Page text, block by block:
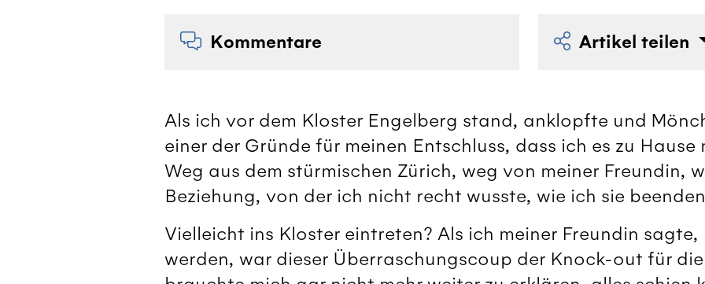
Kommentare Artikel teilen
Als ich vor dem Kloster Engelberg stand, anklopfte und
einer der Gründe für meinen Entschluss, dass ich es zu
Weg aus dem stürmischen Zürich, weg von meiner Freundin,
Beziehung, von der ich nicht recht wusste, wie ich sie
Vielleicht ins Kloster eintreten? Als ich meiner Freundin
werden, war dieser Überraschungscoup der Knock-out für